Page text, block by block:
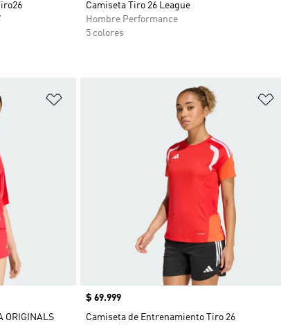
Camiseta Tiro 26 League
Hombre Performance
5 colores
Añadir a la lista de deseos
ORIGINALS
Precio
$ 69.999
Camiseta de Entrenamiento Tiro 26